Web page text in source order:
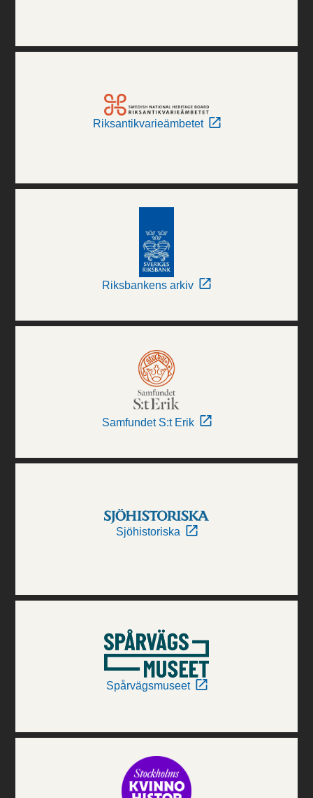
Riksantikvarieämbetet
Riksbankens arkiv
Samfundet S:t Erik
Sjöhistoriska
Spårvägsmuseet